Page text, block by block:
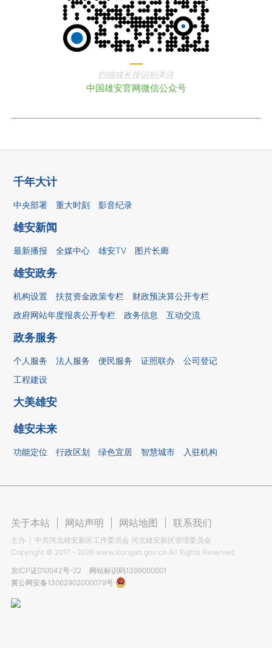
扫描或长按识别关注
中国雄安官网微信公众号
千年大计
中央部署 重大时刻 影音纪录
雄安新闻
最新播报 全媒中心 雄安TV 图片长廊
雄安政务
机构设置 扶贫资金政策专栏
财政预决算公开专栏
政府网站年度报表公开专栏
政务信息 互动交流
政务服务
个人服务 法人服务 便民服务 证照联办
公司登记
工程建设
大美雄安
雄安未来
功能定位 行政区划 绿色宜居 智慧城市 入驻机构
关于本站 网站声明 网站地图 联系我们
主办
中共河北雄安新区工作委员会 河北雄安新区管理委员会
Copyright © 2017 - 2026 www.xiongan.gov.cn All Rights Reserved.
京ICP证010042号-22
网站标识码1399000001
冀公网安备13062902000079号